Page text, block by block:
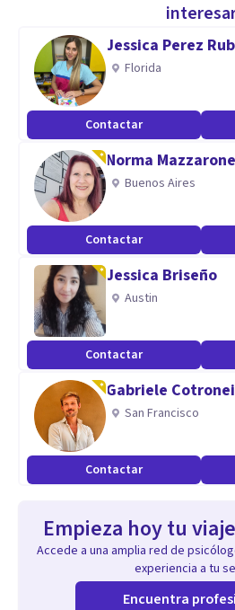
Jessica Perez
Florida
Contactar
Norma Mazzarone
Buenos Aires
Contactar
Jessica Briseño
Austin
Contactar
Gabriele Cotronei
San Francisco
Contactar
Empieza hoy tu
Accede a una amplia red de
experiencia a tu
Encuentra